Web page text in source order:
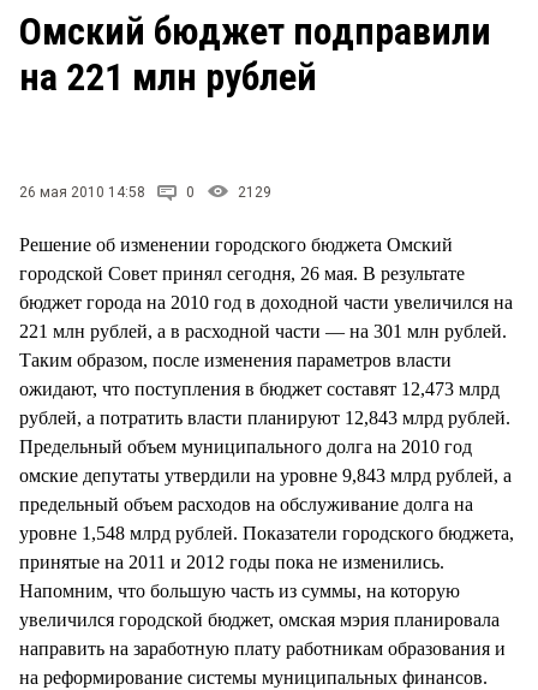
ЗАКОН
НОВОСТИ КОМПАНИЙ
Рейтинги
Блоги
Омский бюджет подправили
на 221 млн рублей
26 мая 2010 14:58 0 2129
Решение об изменении городского бюджета Омский
городской Совет принял сегодня, 26 мая. В результате
бюджет города на 2010 год в доходной части увеличился на
221 млн рублей, а в расходной части — на 301 млн рублей.
Таким образом, после изменения параметров власти
ожидают, что поступления в бюджет составят 12,473 млрд
рублей, а потратить власти планируют 12,843 млрд рублей.
Предельный объем муниципального долга на 2010 год
омские депутаты утвердили на уровне 9,843 млрд рублей, а
предельный объем расходов на обслуживание долга на
уровне 1,548 млрд рублей. Показатели городского бюджета,
принятые на 2011 и 2012 годы пока не изменились.
Напомним, что большую часть из суммы, на которую
увеличился городской бюджет, омская мэрия планировала
направить на заработную плату работникам образования и
на реформирование системы муниципальных финансов.